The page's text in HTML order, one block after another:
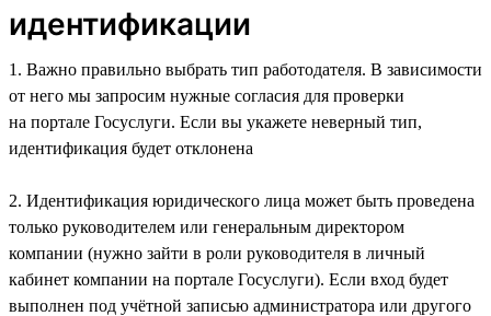
идентификации
1. Важно правильно выбрать тип работодателя. В зависимости
от него мы запросим нужные согласия для проверки
на портале Госуслуги. Если вы укажете неверный тип,
идентификация будет отклонена
2. Идентификация юридического лица может быть проведена
только руководителем или генеральным директором
компании (нужно зайти в роли руководителя в личный
кабинет компании на портале Госуслуги). Если вход будет
выполнен под учётной записью администратора или другого